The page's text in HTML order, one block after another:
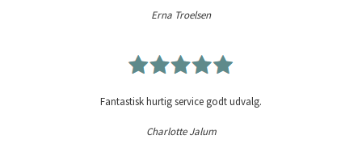
Erna Troelsen
Fantastisk hurtig service godt udvalg.
Charlotte Jalum